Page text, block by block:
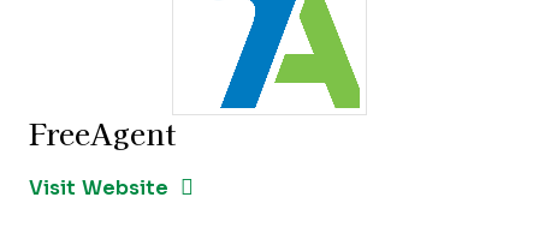
FreeAgent
Visit Website Opens New Window